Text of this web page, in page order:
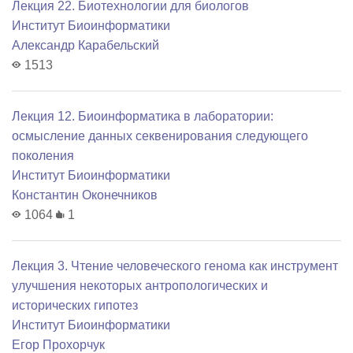
Лекция 22. Биотехнологии для биологов
Институт Биоинформатики
Александр Карабельский
1513
Лекция 12. Биоинформатика в лаборатории:
осмысление данных секвенирования следующего
поколения
Институт Биоинформатики
Константин Оконечников
1064
1
Лекция 3. Чтение человеческого генома как инструмент
улучшения некоторых антропологических и
исторических гипотез
Институт Биоинформатики
Егор Прохорчук